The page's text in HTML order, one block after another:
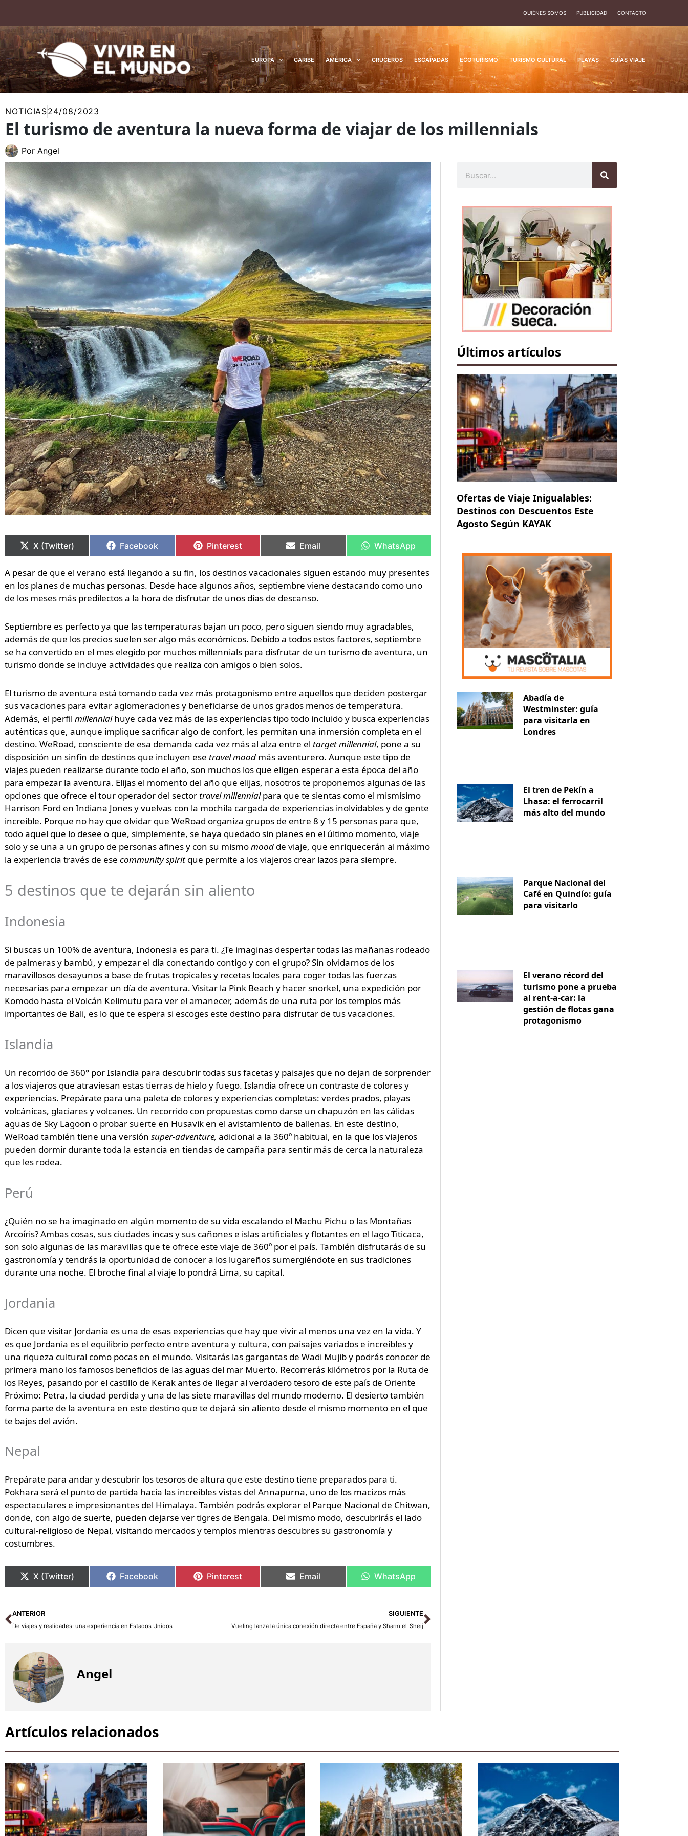
contenido
QUIÉNES SOMOS PUBLICIDAD CONTACTO
EUROPA CARIBE AMÉRICA CRUCEROS ESCAPADAS ECOTURISMO TURISMO CULTURAL PLAYAS GUÍAS VIAJE
NOTICIAS24/08/2023
El turismo de aventura la nueva forma de viajar de los millennials
Por Angel
en
X (Twitter)
en
Facebook
en
Pinterest
en
Email
en
WhatsApp
A pesar de que el verano está llegando a su fin, los destinos vacacionales siguen estando muy presentes
en los planes de muchas personas. Desde hace algunos años, septiembre viene destacando como uno
de los meses más predilectos a la hora de disfrutar de unos días de descanso.
Septiembre es perfecto ya que las temperaturas bajan un poco, pero siguen siendo muy agradables,
además de que los precios suelen ser algo más económicos. Debido a todos estos factores, septiembre
se ha convertido en el mes elegido por muchos millennials para disfrutar de un turismo de aventura, un
turismo donde se incluye actividades que realiza con amigos o bien solos.
El turismo de aventura está tomando cada vez más protagonismo entre aquellos que deciden postergar
sus vacaciones para evitar aglomeraciones y beneficiarse de unos grados menos de temperatura.
Además, el perfil millennialhuye cada vez más de las experiencias tipo todo incluido y busca experiencias
auténticas que, aunque implique sacrificar algo de confort, les permitan una inmersión completa en el
destino. WeRoad, consciente de esa demanda cada vez más al alza entre el targetmillennial, pone a su
disposición un sinfín de destinos que incluyen ese travel moodmás aventurero. Aunque este tipo de
viajes pueden realizarse durante todo el año, son muchos los que eligen esperar a esta época del año
para empezar la aventura. Elijas el momento del año que elijas, nosotros te proponemos algunas de las
opciones que ofrece el tour operador del sectortravel millennialpara que te sientas como el mismísimo
Harrison Ford en Indiana Jones y vuelvas con la mochila cargada de experiencias inolvidables y de gente
increíble. Porque no hay que olvidar que WeRoad organiza grupos de entre 8 y 15 personas para que,
todo aquel que lo desee o que, simplemente, se haya quedado sin planes en el último momento, viaje
solo y se una a un grupo de personas afines y con su mismomoodde viaje, que enriquecerán al máximo
la experiencia través de ese community spiritque permite a los viajeros crear lazos para siempre.
5 destinos que te dejarán sin aliento
Indonesia
Si buscas un 100% de aventura, Indonesia es para ti. ¿Te imaginas despertar todas las mañanas rodeado
de palmeras y bambú, y empezar el día conectando contigo y con el grupo? Sin olvidarnos de los
maravillosos desayunos a base de frutas tropicales y recetas locales para coger todas las fuerzas
necesarias para empezar un día de aventura. Visitar la Pink Beach y hacer snorkel, una expedición por
Komodo hasta el Volcán Kelimutu para ver el amanecer, además de una ruta por los templos más
importantes de Bali, es lo que te espera si escoges este destino para disfrutar de tus vacaciones.
Islandia
Un recorrido de 360° por Islandia para descubrir todas sus facetas y paisajes que no dejan de sorprender
a los viajeros que atraviesan estas tierras de hielo y fuego. Islandia ofrece un contraste de colores y
experiencias. Prepárate para una paleta de colores y experiencias completas: verdes prados, playas
volcánicas, glaciares y volcanes. Un recorrido con propuestas como darse un chapuzón en las cálidas
aguas de Sky Lagoon o probar suerte en Husavik en el avistamiento de ballenas. En este destino,
WeRoad también tiene una versión super-adventure, adicional a la 360º habitual, en la que los viajeros
pueden dormir durante toda la estancia en tiendas de campaña para sentir más de cerca la naturaleza
que les rodea.
Perú
¿Quién no se ha imaginado en algún momento de su vida escalando el Machu Pichu o las Montañas
Arcoíris? Ambas cosas, sus ciudades incas y sus cañones e islas artificiales y flotantes en el lago Titicaca,
son solo algunas de las maravillas que te ofrece este viaje de 360º por el país. También disfrutarás de su
gastronomía y tendrás la oportunidad de conocer a los lugareños sumergiéndote en sus tradiciones
durante una noche. El broche final al viaje lo pondrá Lima, su capital.
Jordania
Dicen que visitar Jordania es una de esas experiencias que hay que vivir al menos una vez en la vida. Y
es que Jordania es el equilibrio perfecto entre aventura y cultura, con paisajes variados e increíbles y
una riqueza cultural como pocas en el mundo. Visitarás las gargantas de Wadi Mujib y podrás conocer de
primera mano los famosos beneficios de las aguas del mar Muerto. Recorrerás kilómetros por la Ruta de
los Reyes, pasando por el castillo de Kerak antes de llegar al verdadero tesoro de este país de Oriente
Próximo: Petra, la ciudad perdida y una de las siete maravillas del mundo moderno. El desierto también
forma parte de la aventura en este destino que te dejará sin aliento desde el mismo momento en el que
te bajes del avión.
Nepal
Prepárate para andar y descubrir los tesoros de altura que este destino tiene preparados para ti.
Pokhara será el punto de partida hacia las increíbles vistas del Annapurna, uno de los macizos más
espectaculares e impresionantes del Himalaya. También podrás explorar el Parque Nacional de Chitwan,
donde, con algo de suerte, pueden dejarse ver tigres de Bengala. Del mismo modo, descubrirás el lado
cultural-religioso de Nepal, visitando mercados y templos mientras descubres su gastronomía y
costumbres.
en
X (Twitter)
en
Facebook
en
Pinterest
en
Email
en
WhatsApp
Ant
ANTERIOR
De viajes y realidades: una experiencia en Estados Unidos
SIGUIENTE
Vueling lanza la única conexión directa entre España y Sharm el-Sheij
Siguiente
Angel
Últimos artículos
Ofertas de Viaje Inigualables:
Destinos con Descuentos Este
Agosto Según KAYAK
Abadía de
Westminster: guía
para visitarla en
Londres
El tren de Pekín a
Lhasa: el ferrocarril
más alto del mundo
Parque Nacional del
Café en Quindío: guía
para visitarlo
El verano récord del
turismo pone a prueba
al rent-a-car: la
gestión de flotas gana
protagonismo
Artículos relacionados